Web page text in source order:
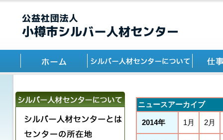
ニュースアーカイブ
2014年 1月 2月